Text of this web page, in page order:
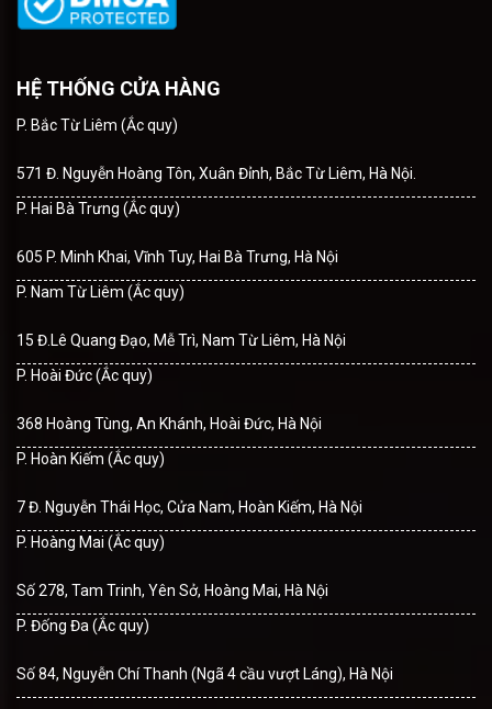
HỆ THỐNG CỬA HÀNG
P. Bắc Từ Liêm (Ắc quy)
571 Đ. Nguyễn Hoàng Tôn, Xuân Đỉnh, Bắc Từ Liêm, Hà Nội.
P. Hai Bà Trưng (Ắc quy)
605 P. Minh Khai, Vĩnh Tuy, Hai Bà Trưng, Hà Nội
P. Nam Từ Liêm (Ắc quy)
15 Đ.Lê Quang Đạo, Mễ Trì, Nam Từ Liêm, Hà Nội
P. Hoài Đức (Ắc quy)
368 Hoàng Tùng, An Khánh, Hoài Đức, Hà Nội
P. Hoàn Kiếm (Ắc quy)
7 Đ. Nguyễn Thái Học, Cửa Nam, Hoàn Kiếm, Hà Nội
P. Hoàng Mai (Ắc quy)
Số 278, Tam Trinh, Yên Sở, Hoàng Mai, Hà Nội
P. Đống Đa (Ắc quy)
Số 84, Nguyễn Chí Thanh (Ngã 4 cầu vượt Láng), Hà Nội